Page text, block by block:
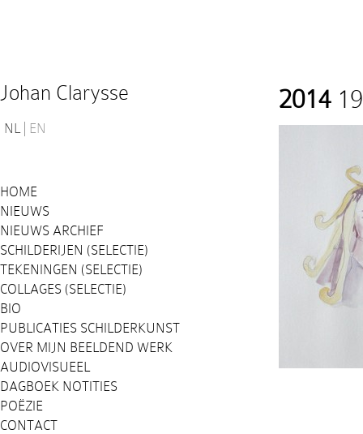
Johan Clarysse
NL EN
HOME
NIEUWS
NIEUWS ARCHIEF
SCHILDERIJEN (SELECTIE)
TEKENINGEN (SELECTIE)
COLLAGES (SELECTIE)
BIO
PUBLICATIES SCHILDERKUNST
OVER MIJN BEELDEND WERK
AUDIOVISUEEL
DAGBOEK NOTITIES
POËZIE
CONTACT
2014